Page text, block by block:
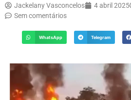
Jackelany Vasconcelos 4 abril 2025
Sem comentários
WhatsApp Telegram